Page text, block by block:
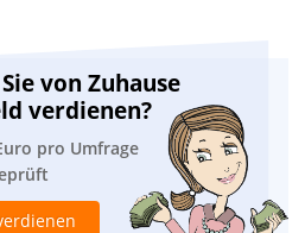
von Zuhause
verdienen?
pro Umfrage